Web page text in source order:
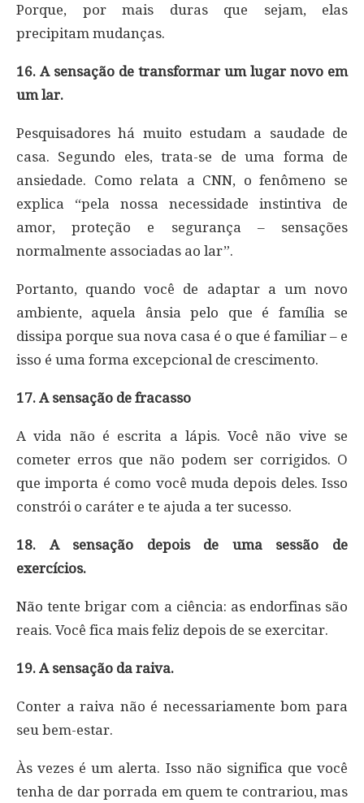
Porque, por mais duras que sejam, elas
precipitam mudanças.
16. A sensação de transformar um lugar novo em
um lar.
Pesquisadores há muito estudam a saudade de
casa. Segundo eles, trata-se de uma forma de
ansiedade. Como relata a CNN, o fenômeno se
explica “pela nossa necessidade instintiva de
amor, proteção e segurança – sensações
normalmente associadas ao lar”.
Portanto, quando você de adaptar a um novo
ambiente, aquela ânsia pelo que é família se
dissipa porque sua nova casa é o que é familiar – e
isso é uma forma excepcional de crescimento.
17. A sensação de fracasso
A vida não é escrita a lápis. Você não vive se
cometer erros que não podem ser corrigidos. O
que importa é como você muda depois deles. Isso
constrói o caráter e te ajuda a ter sucesso.
18. A sensação depois de uma sessão de
exercícios.
Não tente brigar com a ciência: as endorfinas são
reais. Você fica mais feliz depois de se exercitar.
19. A sensação da raiva.
Conter a raiva não é necessariamente bom para
seu bem-estar.
Às vezes é um alerta. Isso não significa que você
tenha de dar porrada em quem te contrariou, mas